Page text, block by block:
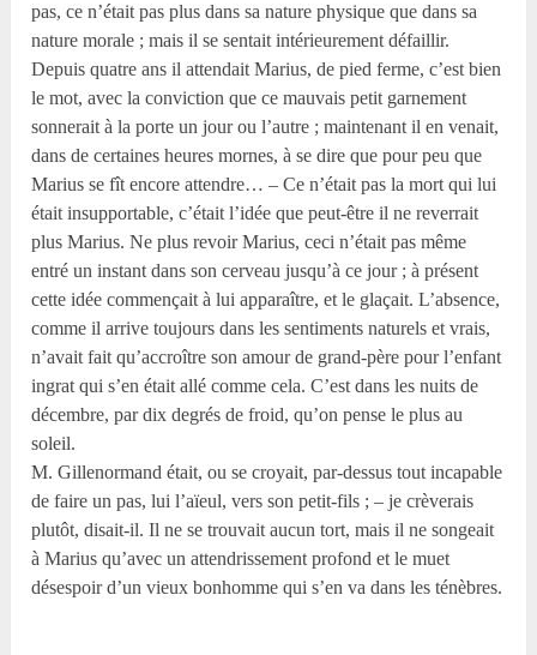
pas, ce n’était pas plus dans sa nature physique que dans sa
nature morale ; mais il se sentait intérieurement défaillir.
Depuis quatre ans il attendait Marius, de pied ferme, c’est bien
le mot, avec la conviction que ce mauvais petit garnement
sonnerait à la porte un jour ou l’autre ; maintenant il en venait,
dans de certaines heures mornes, à se dire que pour peu que
Marius se fît encore attendre… – Ce n’était pas la mort qui lui
était insupportable, c’était l’idée que peut-être il ne reverrait
plus Marius. Ne plus revoir Marius, ceci n’était pas même
entré un instant dans son cerveau jusqu’à ce jour ; à présent
cette idée commençait à lui apparaître, et le glaçait. L’absence,
comme il arrive toujours dans les sentiments naturels et vrais,
n’avait fait qu’accroître son amour de grand-père pour l’enfant
ingrat qui s’en était allé comme cela. C’est dans les nuits de
décembre, par dix degrés de froid, qu’on pense le plus au
soleil.
M. Gillenormand était, ou se croyait, par-dessus tout incapable
de faire un pas, lui l’aïeul, vers son petit-fils ; – je crèverais
plutôt, disait-il. Il ne se trouvait aucun tort, mais il ne songeait
à Marius qu’avec un attendrissement profond et le muet
désespoir d’un vieux bonhomme qui s’en va dans les ténèbres.